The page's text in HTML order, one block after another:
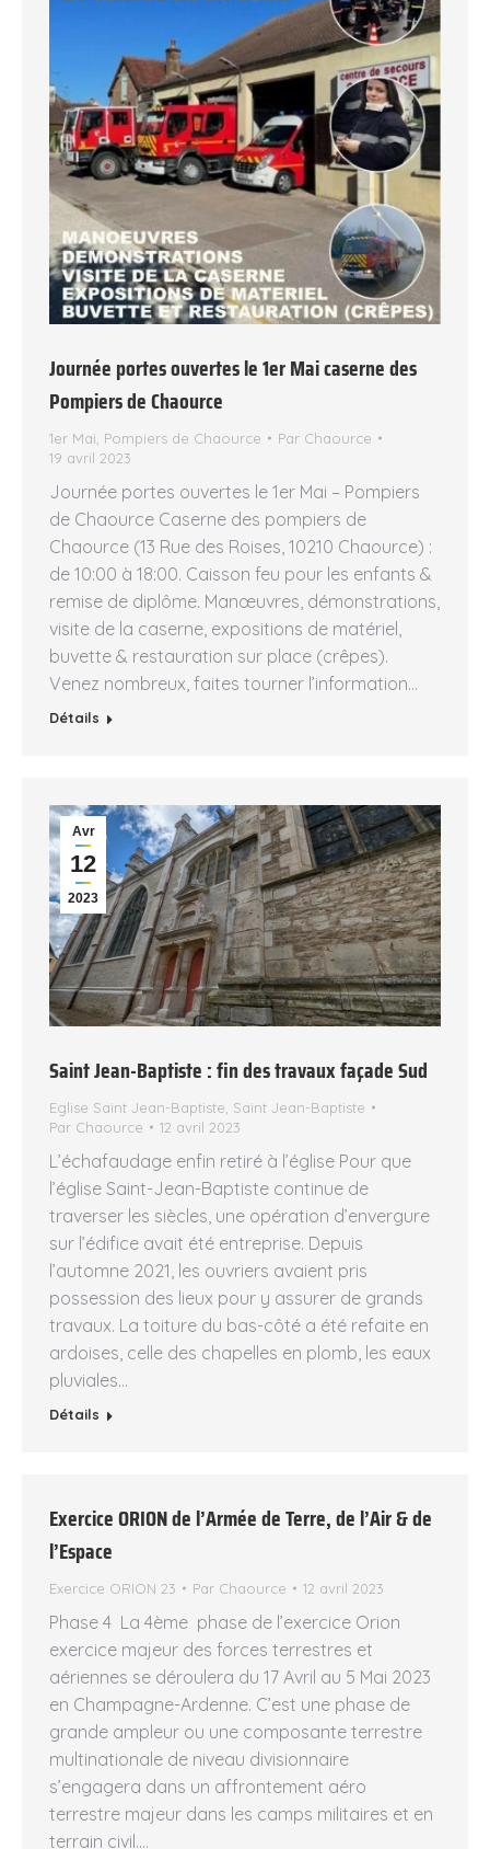
Journée portes ouvertes le 1er Mai caserne des
Pompiers de Chaource
1er Mai, Pompiers de Chaource Par Chaource
19 avril 2023
Journée portes ouvertes le 1er Mai – Pompiers
de Chaource Caserne des pompiers de
Chaource (13 Rue des Roises, 10210 Chaource) :
de 10:00 à 18:00. Caisson feu pour les enfants &
remise de diplôme. Manœuvres, démonstrations,
visite de la caserne, expositions de matériel,
buvette & restauration sur place (crêpes).
Venez nombreux, faites tourner l’information…
Détails
Avr
12
2023
Saint Jean-Baptiste : fin des travaux façade Sud
Eglise Saint Jean-Baptiste Saint Jean-Baptiste
Par Chaource 12 avril 2023
L’échafaudage enfin retiré à l’église Pour que
l’église Saint-Jean-Baptiste continue de
traverser les siècles, une opération d’envergure
sur l’édifice avait été entreprise. Depuis
l’automne 2021, les ouvriers avaient pris
possession des lieux pour y assurer de grands
travaux. La toiture du bas-côté a été refaite en
ardoises, celle des chapelles en plomb, les eaux
pluviales…
Détails
Exercice ORION de l’Armée de Terre, de l’Air & de
l’Espace
Exercice ORION 23 Par Chaource 12 avril 2023
Phase 4 La 4ème phase de l’exercice Orion
exercice majeur des forces terrestres et
aériennes se déroulera du 17 Avril au 5 Mai 2023
en Champagne-Ardenne. C’est une phase de
grande ampleur ou une composante terrestre
multinationale de niveau divisionnaire
s’engagera dans un affrontement aéro
terrestre majeur dans les camps militaires et en
terrain civil.…